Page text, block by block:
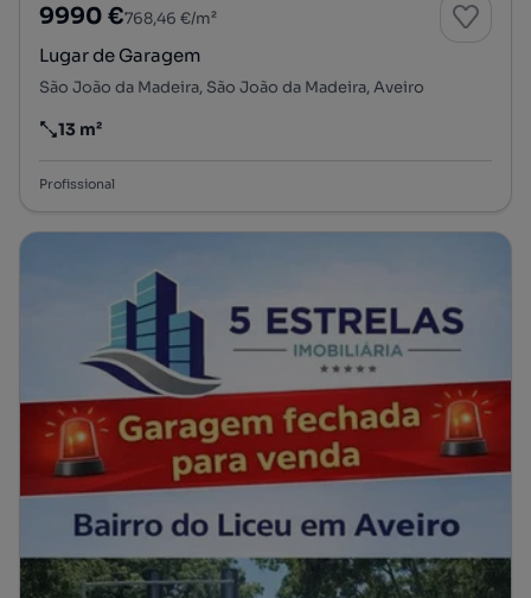
9990 €768,46 €/m²
Lugar de Garagem
São João da Madeira, São João da Madeira, Aveiro
Preço por metro quadrado
13 m²
Profissional